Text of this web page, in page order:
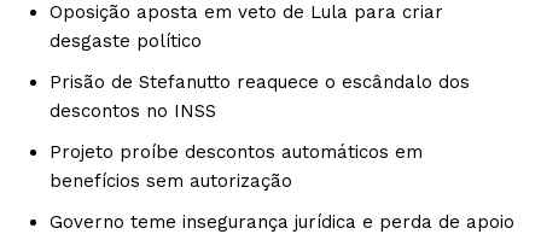
Oposição aposta em veto de Lula para criar
desgaste político
Prisão de Stefanutto reaquece o escândalo dos
descontos no INSS
Projeto proíbe descontos automáticos em
benefícios sem autorização
Governo teme insegurança jurídica e perda de apoio